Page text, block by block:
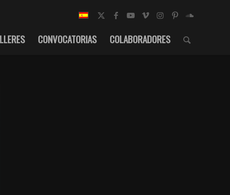
CONVOCATORIAS COLABORADORES